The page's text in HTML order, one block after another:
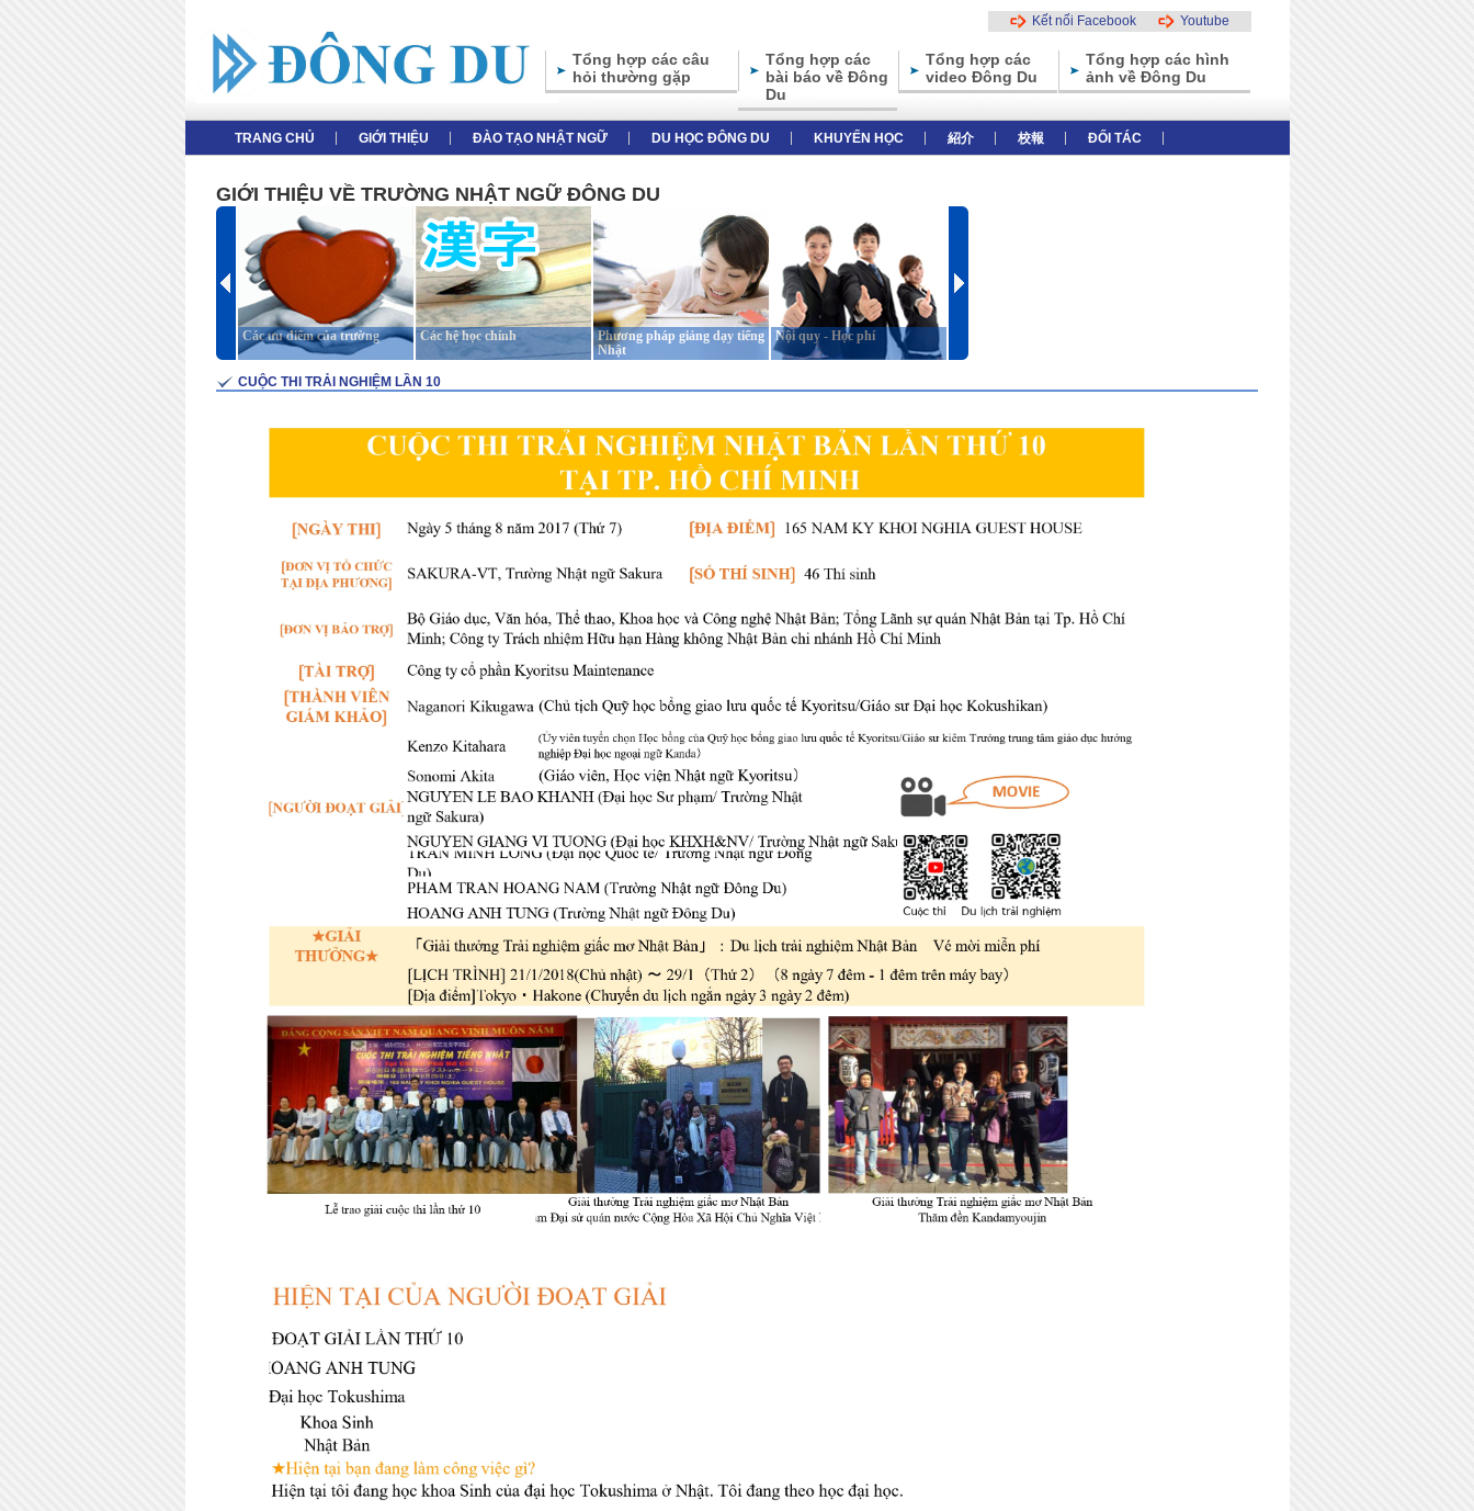
Kết nối Facebook Youtube
Tổng hợp các câu
hỏi thường gặp
Tổng hợp các
bài báo về Đông
Du
Tổng hợp các
video Đông Du
Tổng hợp các hình
ảnh về Đông Du
TRANG CHỦ GIỚI THIỆU ĐÀO TẠO NHẬT NGỮ DU HỌC ĐÔNG DU KHUYẾN HỌC 紹介 校報 ĐỐI TÁC
GIỚI THIỆU VỀ TRƯỜNG NHẬT NGỮ ĐÔNG DU
Các ưu điểm của trường Các hệ học chính
Phương pháp giảng dạy tiếng
Nhật
Nội quy - Học phí
CUỘC THI TRẢI NGHIỆM LẦN 10